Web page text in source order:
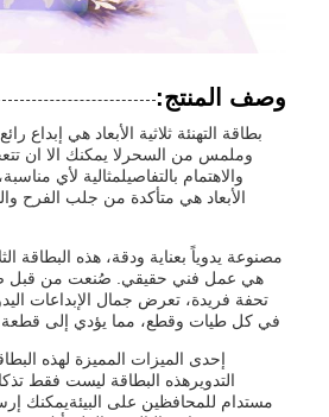
وصف المنتج:
بطاقة التهنئة ثلاثية الأبعاد هي إبداع
وملمس من السحرلا يمكنك الا ان
والاهتمام بالتفاصيلمثالية لأي
الأبعاد هي متأكدة من جلب الفرح
مصنوعة يدوياً بعناية ودقة، هذه البطاقة
هي عمل فني حقيقي. صُنعت من قبل
تحفة فريدة، تعرض جمال الإبداعات
في كل طيات وقطع، مما يؤدي إلى قطعة
إحدى الميزات المميزة لهذه
التدويرهذه البطاقة ليست فقط
مستدام للمحافظين على البيئةيمكنك